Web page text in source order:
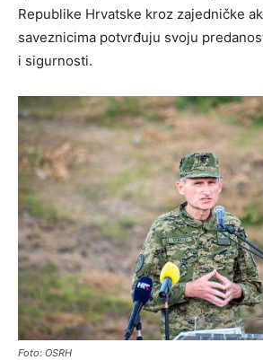
Republike Hrvatske kroz zajedničke
saveznicima potvrđuju svoju
i sigurnosti.
Foto: OSRH